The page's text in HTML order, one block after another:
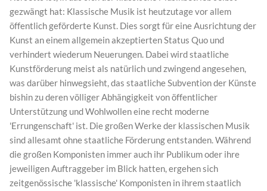
gezwängt hat: Klassische Musik ist heutzutage vor allem
öffentlich geförderte Kunst. Dies sorgt für eine Ausrichtung der
Kunst an einem allgemein akzeptierten Status Quo und
verhindert wiederum Neuerungen. Dabei wird staatliche
Kunstförderung meist als natürlich und zwingend angesehen,
was darüber hinwegsieht, das staatliche Subvention der Künste
bishin zu deren völliger Abhängigkeit von öffentlicher
Unterstützung und Wohlwollen eine recht moderne
'Errungenschaft' ist. Die großen Werke der klassischen Musik
sind allesamt ohne staatliche Förderung entstanden. Während
die großen Komponisten immer auch ihr Publikum oder ihre
jeweiligen Auftraggeber im Blick hatten, ergehen sich
zeitgenössische 'klassische' Komponisten in ihrem staatlich